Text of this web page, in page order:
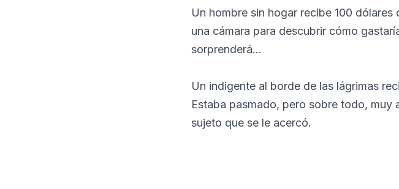
Un hombre sin hogar recibe 100
una cámara para descubrir cómo
sorprenderá...
Un indigente al borde de las lágrimas
Estaba pasmado, pero sobre todo,
sujeto que se le acercó.